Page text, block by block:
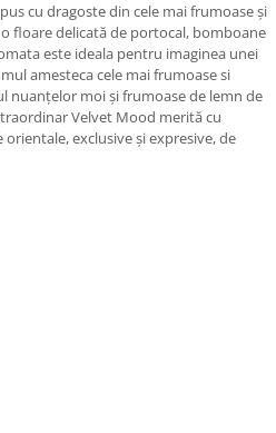
cu dragoste din cele mai frumoase și
floare delicată de portocal, bomboane
este ideala pentru imaginea unei
amesteca cele mai frumoase si
nuanțelor moi și frumoase de lemn de
Velvet Mood merită cu
exclusive și expresive, de